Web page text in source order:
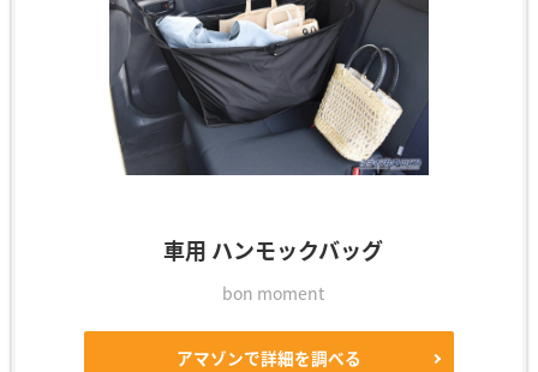
車用 ハンモックバッグ
bon moment
アマゾンで詳細を調べる